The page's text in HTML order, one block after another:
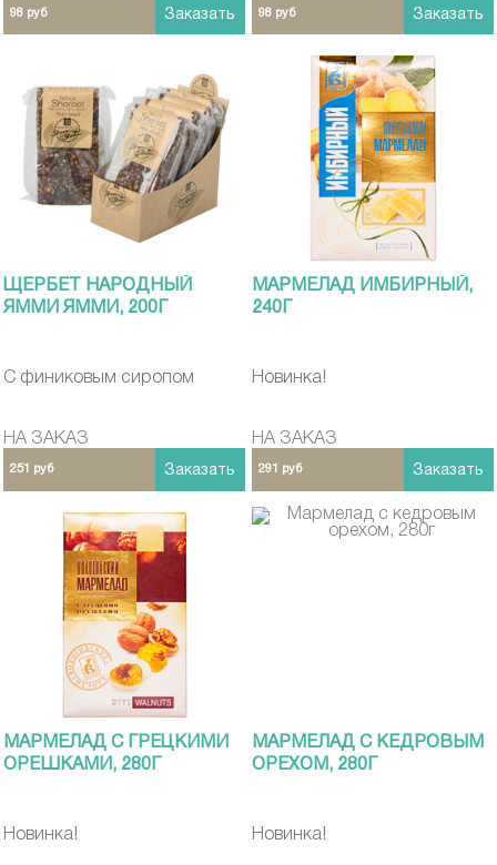
98 руб Заказать 98 руб Заказать
ЩЕРБЕТ НАРОДНЫЙ
ЯММИ ЯММИ, 200Г
С финиковым сиропом
НА ЗАКАЗ
251 руб Заказать
МАРМЕЛАД ИМБИРНЫЙ,
240Г
Новинка!
НА ЗАКАЗ
291 руб Заказать
МАРМЕЛАД С ГРЕЦКИМИ
ОРЕШКАМИ, 280Г
Новинка!
МАРМЕЛАД С КЕДРОВЫМ
ОРЕХОМ, 280Г
Новинка!